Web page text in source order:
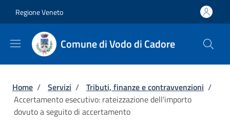
Regione Veneto
Comune di Vodo di Cadore
Briciole di pane
Home / Servizi / Tributi, finanze e contravvenzioni /
Accertamento esecutivo: rateizzazione dell'importo
dovuto a seguito di accertamento